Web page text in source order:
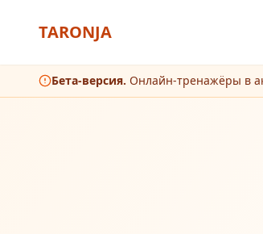
TARONJA
Бета-версия. Онлайн-тренажёры в